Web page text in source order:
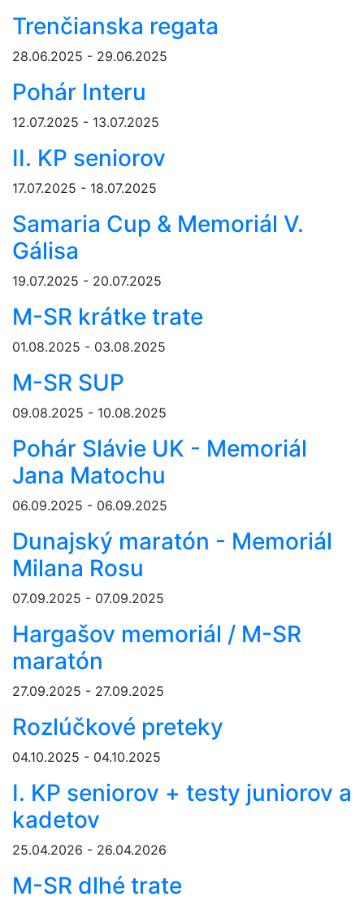
Trenčianska regata
28.06.2025 - 29.06.2025
Pohár Interu
12.07.2025 - 13.07.2025
II. KP seniorov
17.07.2025 - 18.07.2025
Samaria Cup & Memoriál V.
Gálisa
19.07.2025 - 20.07.2025
M-SR krátke trate
01.08.2025 - 03.08.2025
M-SR SUP
09.08.2025 - 10.08.2025
Pohár Slávie UK - Memoriál
Jana Matochu
06.09.2025 - 06.09.2025
Dunajský maratón - Memoriál
Milana Rosu
07.09.2025 - 07.09.2025
Hargašov memoriál / M-SR
maratón
27.09.2025 - 27.09.2025
Rozlúčkové preteky
04.10.2025 - 04.10.2025
I. KP seniorov + testy juniorov a
kadetov
25.04.2026 - 26.04.2026
M-SR dlhé trate